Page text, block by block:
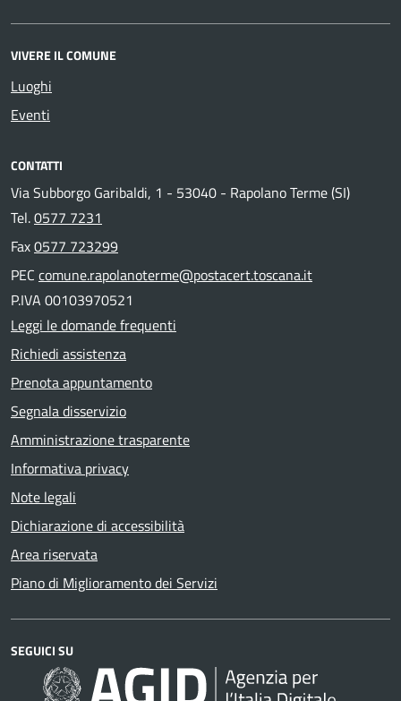
VIVERE IL COMUNE
Luoghi
Eventi
CONTATTI
Via Subborgo Garibaldi, 1 - 53040 - Rapolano Terme (SI)
Tel.0577 7231
Fax0577 723299
PEC comune.rapolanoterme@postacert.toscana.it
P.IVA 00103970521
Leggi le domande frequenti
Richiedi assistenza
Prenota appuntamento
Segnala disservizio
Amministrazione trasparente
Informativa privacy
Note legali
Dichiarazione di accessibilità
Area riservata
Piano di Miglioramento dei Servizi
SEGUICI SU